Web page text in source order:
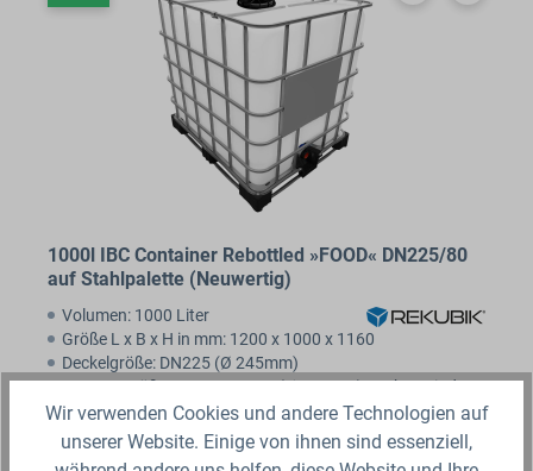
1000l IBC Container Rebottled »FOOD« DN225/80
auf Stahlpalette (Neuwertig)
Volumen: 1000 Liter
Größe L x B x H in mm: 1200 x 1000 x 1160
Deckelgröße: DN225 (Ø 245mm)
Armaturgröße: DN80 S100x8 (Ø 100mm) Grobgewinde
249,99 €*
Lieferzeit 4-5 Werktage
Wir verwenden Cookies und andere Technologien auf
unserer Website. Einige von ihnen sind essenziell,